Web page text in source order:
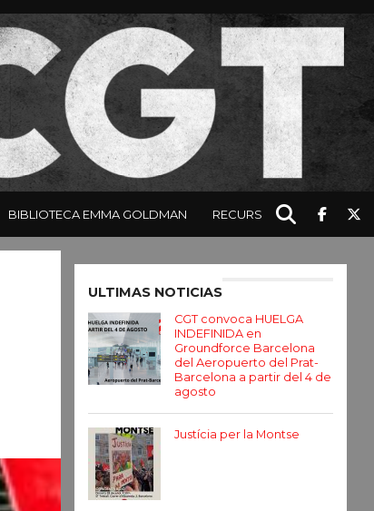
BIBLIOTECA EMMA GOLDMAN RECURSOS
ULTIMAS NOTICIAS
CGT convoca HUELGA
INDEFINIDA en
Groundforce Barcelona
del Aeropuerto del Prat-
Barcelona a partir del 4 de
agosto
Justícia per la Montse